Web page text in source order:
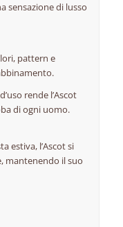
sensazione di lusso
pattern e
rende l’Ascot
di ogni uomo.
estiva, l’Ascot si
mantenendo il suo